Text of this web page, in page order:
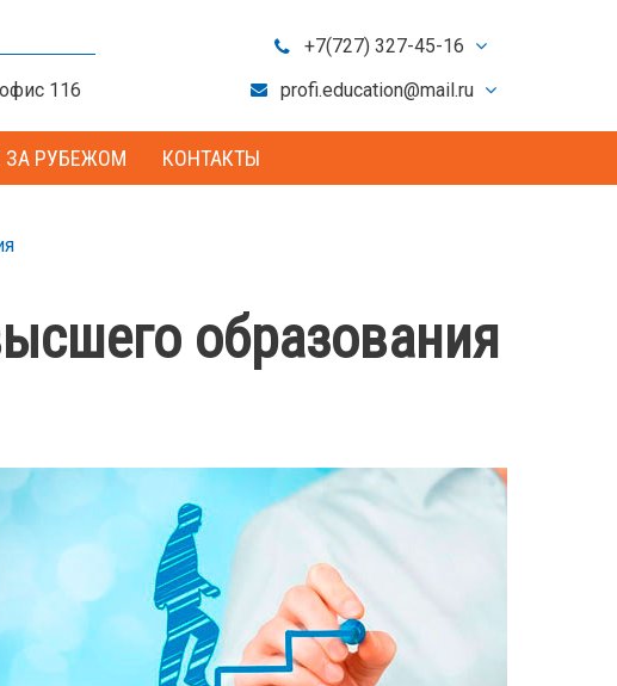
116
+7(727) 327-45-16
profi.education@mail.ru
ЗА РУБЕЖОМ КОНТАКТЫ
образования